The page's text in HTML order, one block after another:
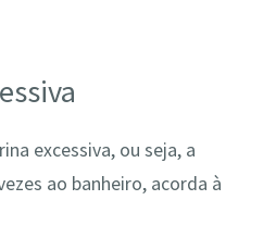
excessiva, ou seja, a
ao banheiro, acorda à